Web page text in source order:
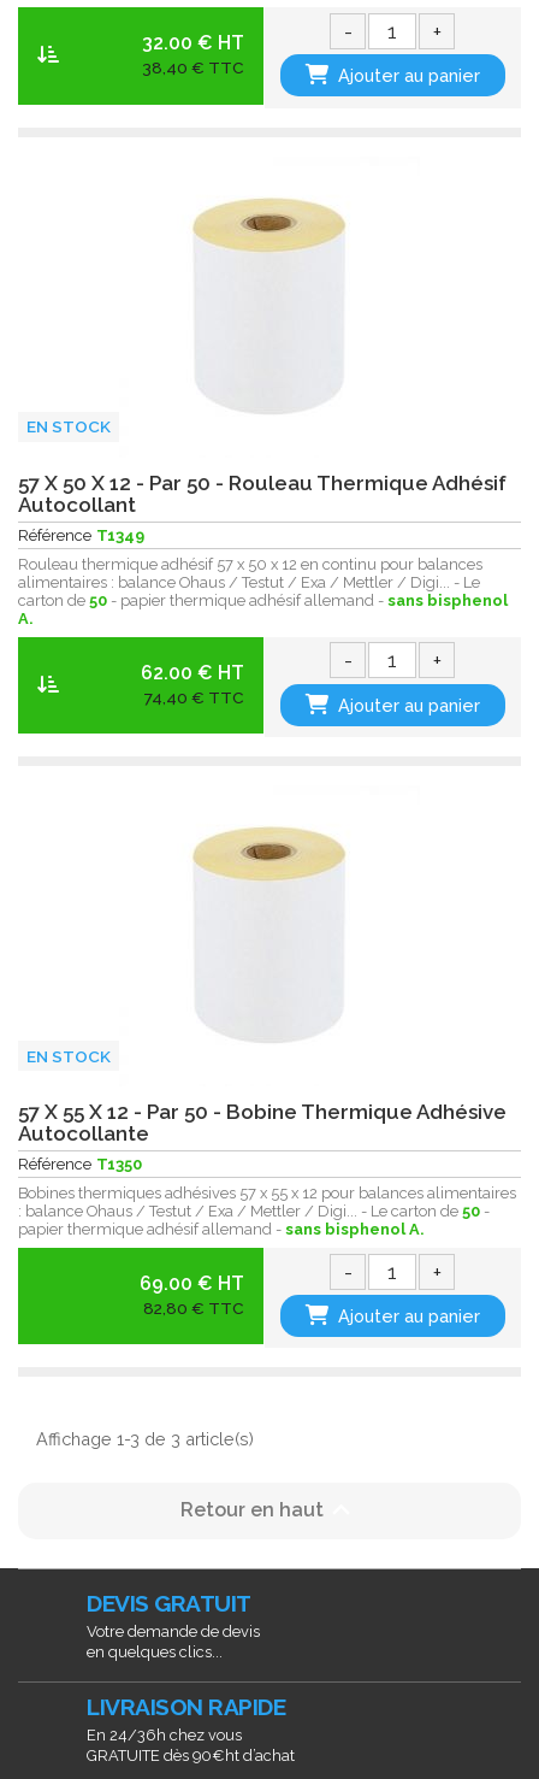
32.00 € HT
38,40 € TTC
- +
Ajouter au panier
EN STOCK
57 X 50 X 12 - Par 50 - Rouleau Thermique Adhésif
Autocollant
Référence T1349
Rouleau thermique adhésif 57 x 50 x 12 en continu pour balances
alimentaires : balance Ohaus / Testut / Exa / Mettler / Digi... - Le
carton de 50 - papier thermique adhésif allemand - sans bisphenol
A.
62.00 € HT
74,40 € TTC
- +
Ajouter au panier
EN STOCK
57 X 55 X 12 - Par 50 - Bobine Thermique Adhésive
Autocollante
Référence T1350
Bobines thermiques adhésives 57 x 55 x 12 pour balances alimentaires
: balance Ohaus / Testut / Exa / Mettler / Digi... - Le carton de 50 -
papier thermique adhésif allemand - sans bisphenol A.
69.00 € HT
82,80 € TTC
- +
Ajouter au panier
Affichage 1-3 de 3 article(s)
Retour en haut
DEVIS GRATUIT
Votre demande de devis
en quelques clics...
LIVRAISON RAPIDE
En 24/36h chez vous
GRATUITE dès 90€ht d’achat